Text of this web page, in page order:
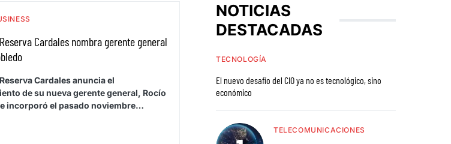
Cardales nombra gerente general
Cardales anuncia el
de su nueva gerente general, Rocío
incorporó el pasado noviembre…
NOTICIAS
DESTACADAS
TECNOLOGÍA
El nuevo desafío del CIO ya no es tecnológico, sino
económico
TELECOMUNICACIONES